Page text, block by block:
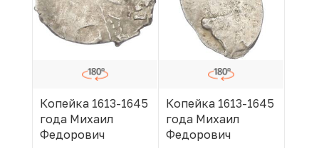
Копейка 1613-1645
года Михаил
Федорович
Копейка 1613-1645
года Михаил
Федорович